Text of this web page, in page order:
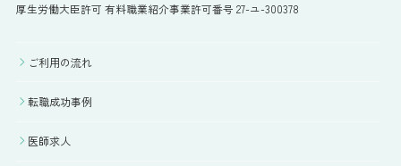
厚生労働大臣許可 有料職業紹介事業許可番号 27-ユ-300378
ご利用の流れ
転職成功事例
医師求人